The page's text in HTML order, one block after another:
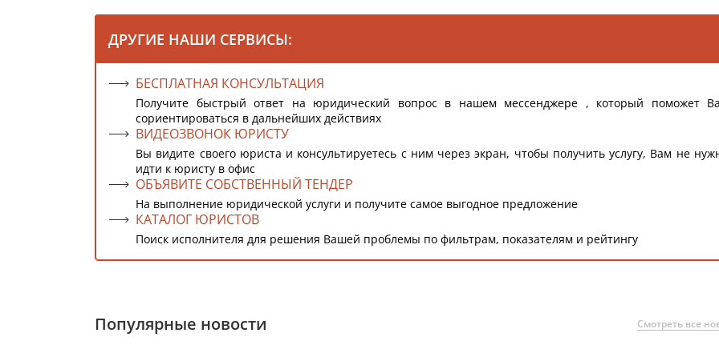
ДРУГИЕ НАШИ СЕРВИСЫ:
БЕСПЛАТНАЯ КОНСУЛЬТАЦИЯ
Получите быстрый ответ на юридический вопрос в нашем мессенджере , который поможет
сориентироваться в дальнейших действиях
ВИДЕОЗВОНОК ЮРИСТУ
Вы видите своего юриста и консультируетесь с ним через экран, чтобы получить услугу, Вам не
идти к юристу в офис
ОБЪЯВИТЕ СОБСТВЕННЫЙ ТЕНДЕР
На выполнение юридической услуги и получите самое выгодное предложение
КАТАЛОГ ЮРИСТОВ
Поиск исполнителя для решения Вашей проблемы по фильтрам, показателям и рейтингу
Популярные новости Смотреть все